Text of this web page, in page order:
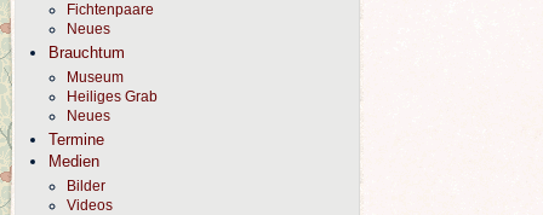
Fichtenpaare
Neues
Brauchtum
Museum
Heiliges Grab
Neues
Termine
Medien
Bilder
Videos